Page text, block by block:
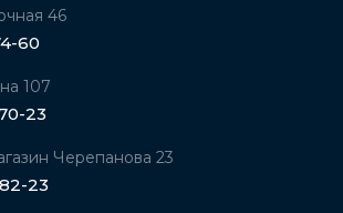
46
60
107
23
Черепанова 23
23